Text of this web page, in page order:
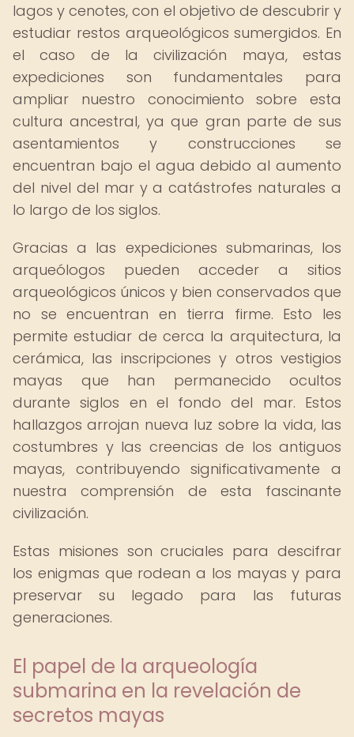
lagos y cenotes, con el objetivo de descubrir y
estudiar restos arqueológicos sumergidos. En
el caso de la civilización maya, estas
expediciones son fundamentales para
ampliar nuestro conocimiento sobre esta
cultura ancestral, ya que gran parte de sus
asentamientos y construcciones se
encuentran bajo el agua debido al aumento
del nivel del mar y a catástrofes naturales a
lo largo de los siglos.
Gracias a las expediciones submarinas, los
arqueólogos pueden acceder a sitios
arqueológicos únicos y bien conservados que
no se encuentran en tierra firme. Esto les
permite estudiar de cerca la arquitectura, la
cerámica, las inscripciones y otros vestigios
mayas que han permanecido ocultos
durante siglos en el fondo del mar. Estos
hallazgos arrojan nueva luz sobre la vida, las
costumbres y las creencias de los antiguos
mayas, contribuyendo significativamente a
nuestra comprensión de esta fascinante
civilización.
Estas misiones son cruciales para descifrar
los enigmas que rodean a los mayas y para
preservar su legado para las futuras
generaciones.
El papel de la arqueología
submarina en la revelación de
secretos mayas